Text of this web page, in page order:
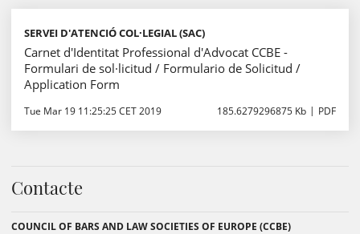
SERVEI D'ATENCIÓ COL·LEGIAL (SAC)
Carnet d'Identitat Professional d'Advocat CCBE -
Formulari de sol·licitud / Formulario de Solicitud /
Application Form
Tue Mar 19 11:25:25 CET 2019 185.6279296875 Kb PDF
Contacte
COUNCIL OF BARS AND LAW SOCIETIES OF EUROPE (CCBE)